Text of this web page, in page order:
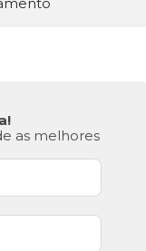
as melhores